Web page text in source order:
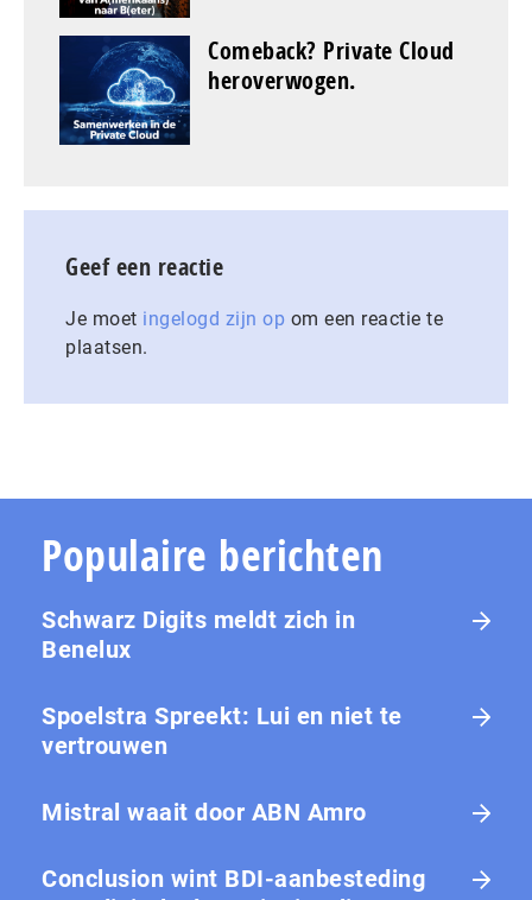
Comeback? Private Cloud
heroverwogen.
Geef een reactie
Je moet ingelogd zijn op om een reactie te
plaatsen.
Populaire berichten
Schwarz Digits meldt zich in
Benelux
Spoelstra Spreekt: Lui en niet te
vertrouwen
Mistral waait door ABN Amro
Conclusion wint BDI-aanbesteding